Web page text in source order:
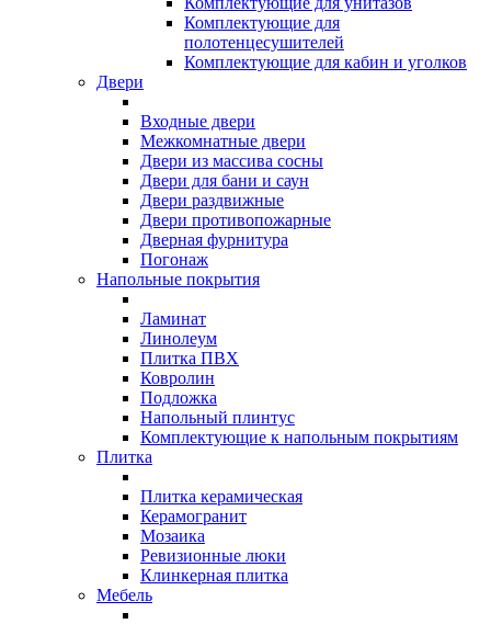
Комплектующие для
полотенцесушителей
Комплектующие для кабин и уголков
Двери
Входные двери
Межкомнатные двери
Двери из массива сосны
Двери для бани и саун
Двери раздвижные
Двери противопожарные
Дверная фурнитура
Погонаж
Напольные покрытия
Ламинат
Линолеум
Плитка ПВХ
Ковролин
Подложка
Напольный плинтус
Комплектующие к напольным покрытиям
Плитка
Плитка керамическая
Керамогранит
Мозаика
Ревизионные люки
Клинкерная плитка
Мебель